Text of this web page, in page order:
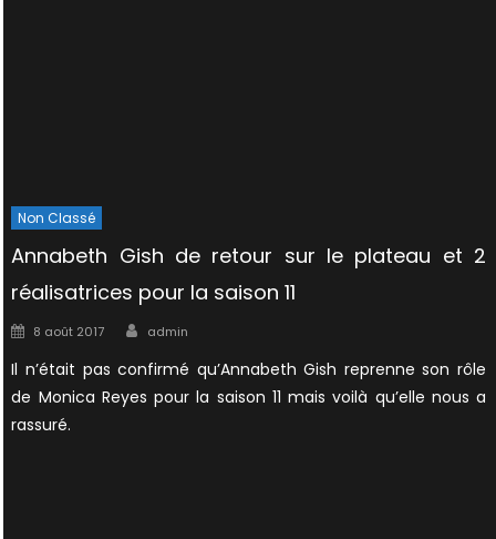
Non Classé
Annabeth Gish de retour sur le plateau et 2
réalisatrices pour la saison 11
Posted
8 août 2017 Author
admin
Il n’était pas confirmé qu’Annabeth Gish reprenne son rôle
de Monica Reyes pour la saison 11 mais voilà qu’elle nous a
rassuré.